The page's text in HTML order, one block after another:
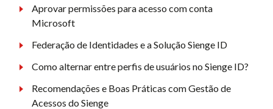
Aprovar permissões para acesso com conta
Microsoft
Federação de Identidades e a Solução Sienge ID
Como alternar entre perfis de usuários no Sienge ID?
Recomendações e Boas Práticas com Gestão de
Acessos do Sienge